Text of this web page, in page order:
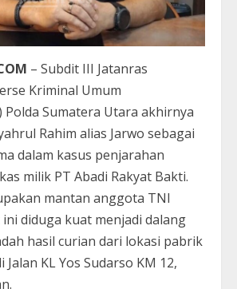
– Subdit III Jatanras
Kriminal Umum
Sumatera Utara akhirnya
Rahim alias Jarwo sebagai
dalam kasus penjarahan
milik PT Abadi Rakyat Bakti.
mantan anggota TNI
diduga kuat menjadi dalang
hasil curian dari lokasi pabrik
KL Yos Sudarso KM 12,